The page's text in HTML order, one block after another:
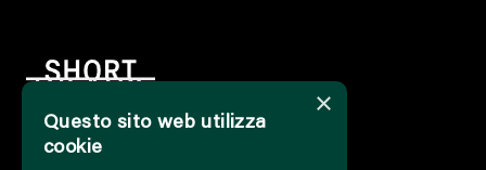
×
Questo sito web utilizza
cookie